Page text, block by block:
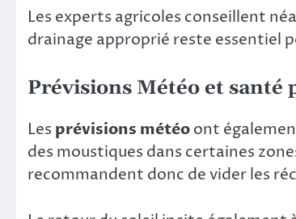
Les experts agricoles conseillent
drainage approprié reste essentiel
Prévisions Météo et santé
Les prévisions météoont
des moustiques dans certaines
recommandent donc de vider les